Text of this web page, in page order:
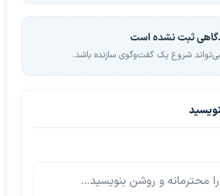
ثبت نشده است
شروع یک گفت‌وگوی سازنده باشد.